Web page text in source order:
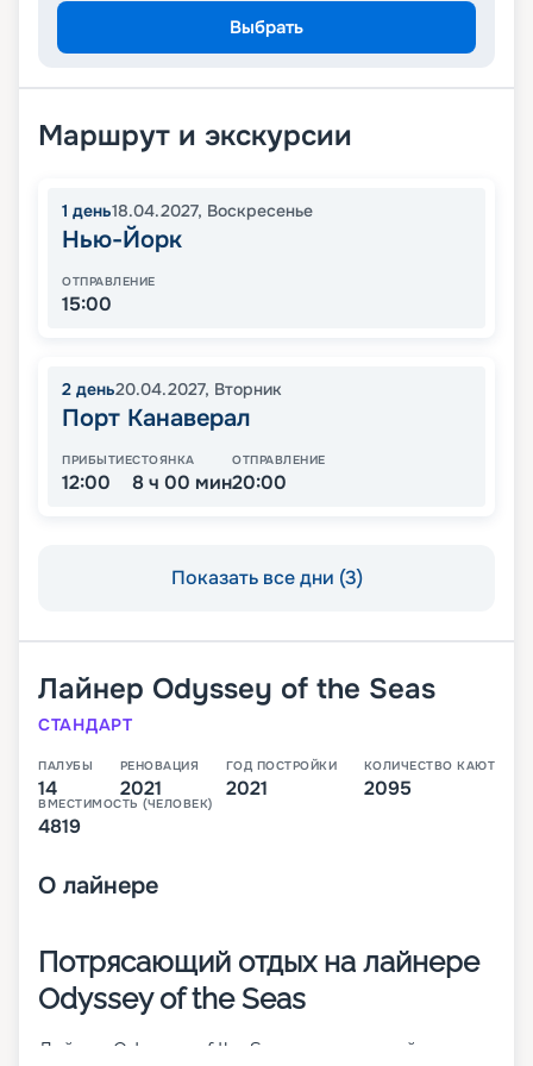
Выбрать
Маршрут и экскурсии
1 день18.04.2027, Воскресенье
Нью-Йорк
ОТПРАВЛЕНИЕ
15:00
2 день20.04.2027, Вторник
Порт Канаверал
ПРИБЫТИЕ
12:00
СТОЯНКА
8 ч 00 мин
ОТПРАВЛЕНИЕ
20:00
Показать все дни (3)
Лайнер Odyssey of the Seas
СТАНДАРТ
ПАЛУБЫ
14
РЕНОВАЦИЯ
2021
ГОД ПОСТРОЙКИ
2021
КОЛИЧЕСТВО КАЮТ
2095
ВМЕСТИМОСТЬ (ЧЕЛОВЕК)
4819
О лайнере
Потрясающий отдых на лайнере
Odyssey of the Seas
Лайнер Odyssey of the Seas – это второй